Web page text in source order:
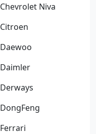
Chevrolet Niva
Citroen
Daewoo
Daimler
Derways
DongFeng
Ferrari